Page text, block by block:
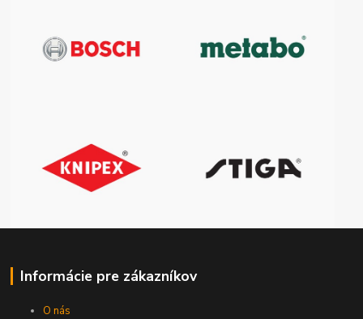
Informácie pre zákazníkov
O nás